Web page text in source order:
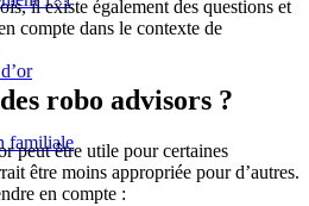
familiale
il existe également des questions et
compte dans le contexte de
robo advisors ?
peut être utile pour certaines
être moins appropriée pour d’autres.
en compte :